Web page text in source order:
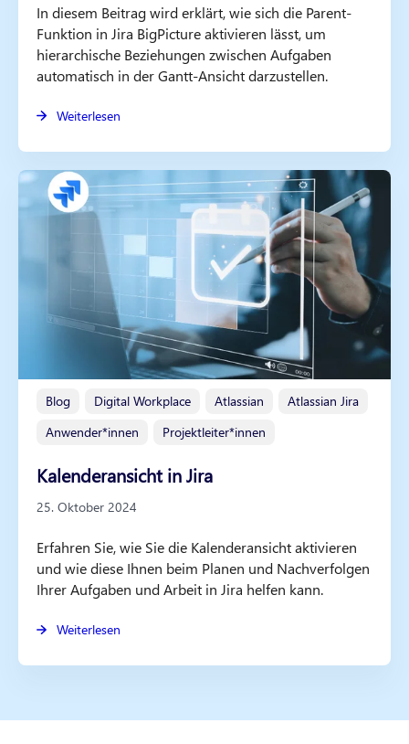
In diesem Beitrag wird erklärt, wie sich die Parent-
Funktion in Jira BigPicture aktivieren lässt, um
hierarchische Beziehungen zwischen Aufgaben
automatisch in der Gantt-Ansicht darzustellen.
Weiterlesen
Blog Digital Workplace Atlassian
Atlassian Jira
Anwender*innen
Projektleiter*innen
Kalenderansicht in Jira
25. Oktober 2024
Erfahren Sie, wie Sie die Kalenderansicht aktivieren
und wie diese Ihnen beim Planen und Nachverfolgen
Ihrer Aufgaben und Arbeit in Jira helfen kann.
Weiterlesen